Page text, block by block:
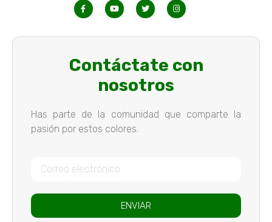
Contáctate con
nosotros
Has parte de la comunidad que comparte la
pasión por estos colores.
ENVIAR